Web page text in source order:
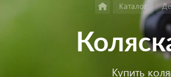
Каталог
Купить